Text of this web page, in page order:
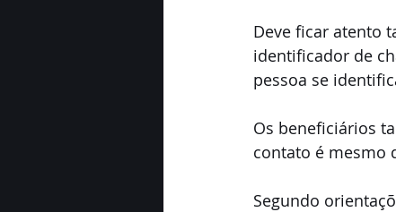
Deve ficar atento
identificador de
pessoa se
Os beneficiários
contato é mesmo
Segundo